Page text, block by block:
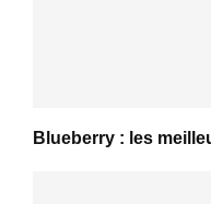
Blueberry : les